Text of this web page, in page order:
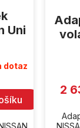
Uni
dotaz
2